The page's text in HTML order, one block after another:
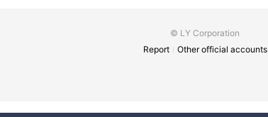
© LY Corporation
Report
Other official accounts